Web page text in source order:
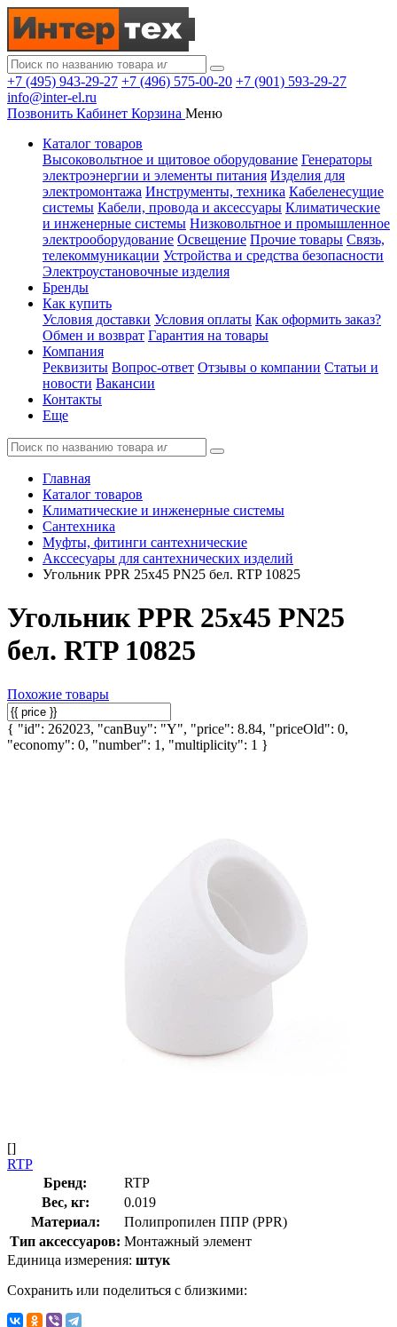
+7 (495) 943-29-27 +7 (496) 575-00-20 +7 (901) 593-29-27
info@inter-el.ru
Позвонить Кабинет Корзина Меню
Каталог товаров
Высоковольтное и щитовое оборудование Генераторы
электроэнергии и элементы питания Изделия для
электромонтажа Инструменты, техника Кабеленесущие
системы Кабели, провода и аксессуары Климатические
и инженерные системы Низковольтное и промышленное
электрооборудование Освещение Прочие товары Связь,
телекоммуникации Устройства и средства безопасности
Электроустановочные изделия
Бренды
Как купить
Условия доставки Условия оплаты Как оформить заказ?
Обмен и возврат Гарантия на товары
Компания
Реквизиты Вопрос-ответ Отзывы о компании Статьи и
новости Вакансии
Контакты
Еще
Главная
Каталог товаров
Климатические и инженерные системы
Сантехника
Муфты, фитинги сантехнические
Акссесуары для сантехнических изделий
Угольник PPR 25х45 PN25 бел. RTP 10825
Угольник PPR 25х45 PN25
бел. RTP 10825
Похожие товары
{ "id": 262023, "canBuy": "Y", "price": 8.84, "priceOld": 0,
"economy": 0, "number": 1, "multiplicity": 1 }
[]
RTP
Бренд:
RTP
Вес, кг:
0.019
Материал:
Полипропилен ППР (PPR)
Тип аксессуаров: Монтажный элемент
Единица измерения: штук
Сохранить или поделиться с близкими: